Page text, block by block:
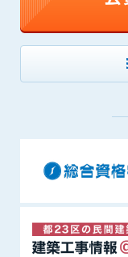
のとし、会員に
問合せ、クレー
場合、当該会員
るものとし、管
3. 本サービスにお
する損害につい
停電や天災等の不
向上のための設備
とがあります。運
通知申し上げます
第12条（変更の届